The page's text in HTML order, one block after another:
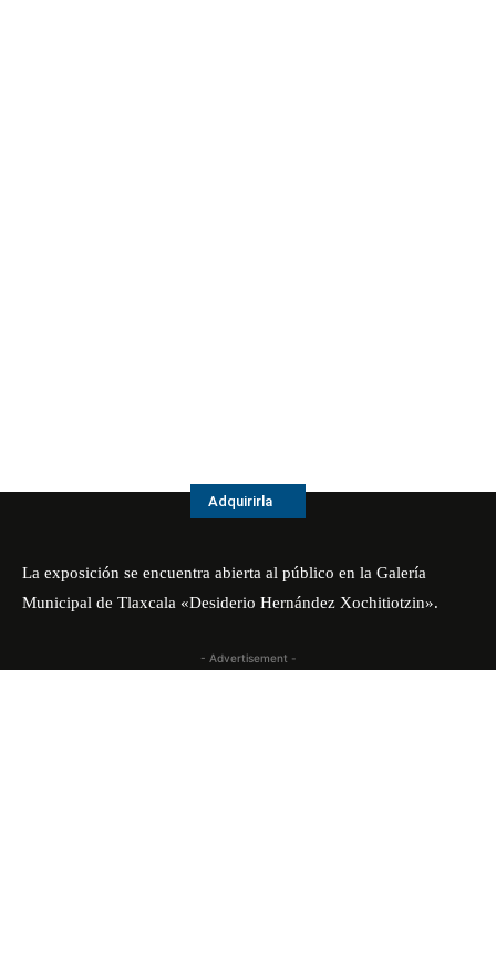
Adquirirla
La exposición se encuentra abierta al público en la Galería
Municipal de Tlaxcala «Desiderio Hernández Xochitiotzin».
- Advertisement -